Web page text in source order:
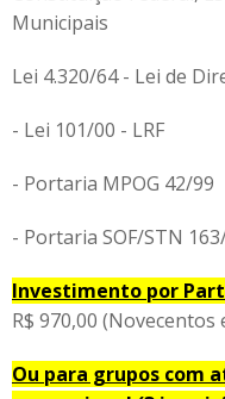
Municipais
Lei 4.320/64 - Lei de
- Lei 101/00 - LRF
- Portaria MPOG 42/99
- Portaria SOF/STN
Investimento por
R$ 970,00
Ou para grupos com